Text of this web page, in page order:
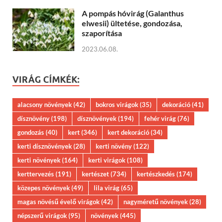
A pompás hóvirág (Galanthus
elwesii) ültetése, gondozása,
szaporítása
2023.06.08.
VIRÁG CÍMKÉK:
alacsony növények(42) bokros virágok(35) dekoráció(41)
dísznövény(198) dísznövények(194) fehér virág(76)
gondozás(40) kert(346) kert dekoráció(34)
kerti dísznövények(28) kerti növény(122)
kerti növények(164) kerti virágok(108)
kerttervezés(191) kertészet(734) kertészkedés(174)
közepes növények(49) lila virág(65)
magas növésű évelő virágok(42) nagyméretű növények(28)
népszerű virágok(95) növények(445)